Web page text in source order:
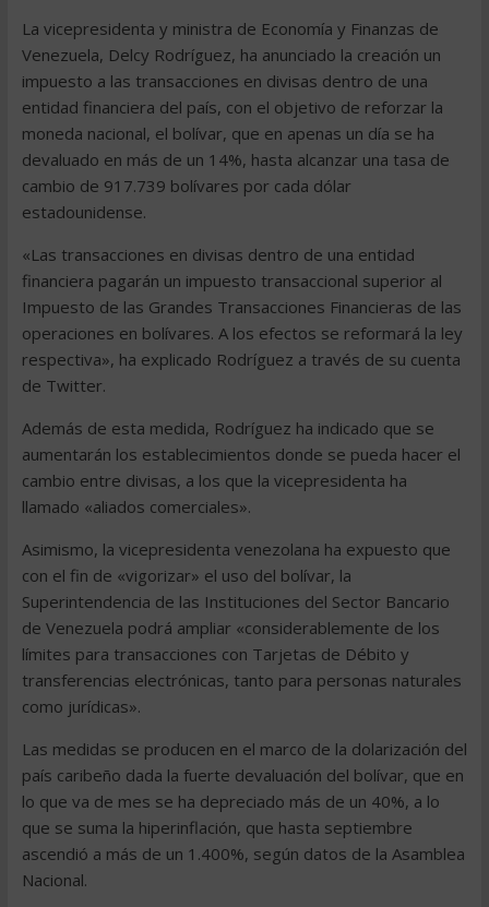
La vicepresidenta y ministra de Economía y Finanzas de
Venezuela, Delcy Rodríguez, ha anunciado la creación un
impuesto a las transacciones en divisas dentro de una
entidad financiera del país, con el objetivo de reforzar la
moneda nacional, el bolívar, que en apenas un día se ha
devaluado en más de un 14%, hasta alcanzar una tasa de
cambio de 917.739 bolívares por cada dólar
estadounidense.
«Las transacciones en divisas dentro de una entidad
financiera pagarán un impuesto transaccional superior al
Impuesto de las Grandes Transacciones Financieras de las
operaciones en bolívares. A los efectos se reformará la ley
respectiva», ha explicado Rodríguez a través de su cuenta
de Twitter.
Además de esta medida, Rodríguez ha indicado que se
aumentarán los establecimientos donde se pueda hacer el
cambio entre divisas, a los que la vicepresidenta ha
llamado «aliados comerciales».
Asimismo, la vicepresidenta venezolana ha expuesto que
con el fin de «vigorizar» el uso del bolívar, la
Superintendencia de las Instituciones del Sector Bancario
de Venezuela podrá ampliar «considerablemente de los
límites para transacciones con Tarjetas de Débito y
transferencias electrónicas, tanto para personas naturales
como jurídicas».
Las medidas se producen en el marco de la dolarización del
país caribeño dada la fuerte devaluación del bolívar, que en
lo que va de mes se ha depreciado más de un 40%, a lo
que se suma la hiperinflación, que hasta septiembre
ascendió a más de un 1.400%, según datos de la Asamblea
Nacional.